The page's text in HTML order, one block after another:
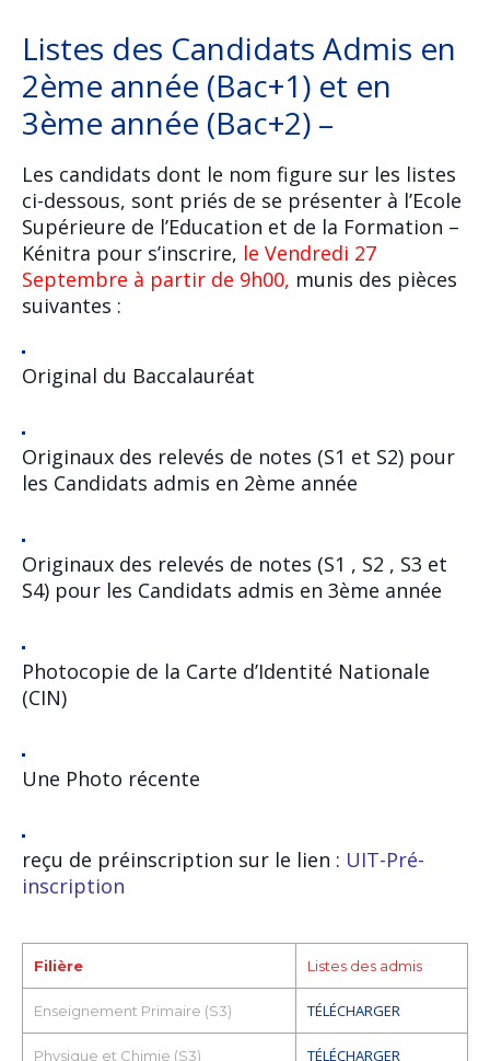
Listes des Candidats Admis en
2ème année (Bac+1) et en
3ème année (Bac+2) –
Les candidats dont le nom figure sur les listes
ci-dessous, sont priés de se présenter à l’Ecole
Supérieure de l’Education et de la Formation –
Kénitra pour s’inscrire, le Vendredi 27
Septembre à partir de 9h00, munis des pièces
suivantes :
Original du Baccalauréat
Originaux des relevés de notes (S1 et S2) pour
les Candidats admis en 2ème année
Originaux des relevés de notes (S1 , S2 , S3 et
S4) pour les Candidats admis en 3ème année
Photocopie de la Carte d’Identité Nationale
(CIN)
Une Photo récente
reçu de préinscription sur le lien : UIT-Pré-
inscription
Filière Listes des admis
Enseignement Primaire (S3) TÉLÉCHARGER
Physique et Chimie (S3) TÉLÉCHARGER